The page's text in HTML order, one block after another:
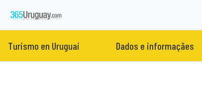
Turismo en Uruguai Dados e informaçães